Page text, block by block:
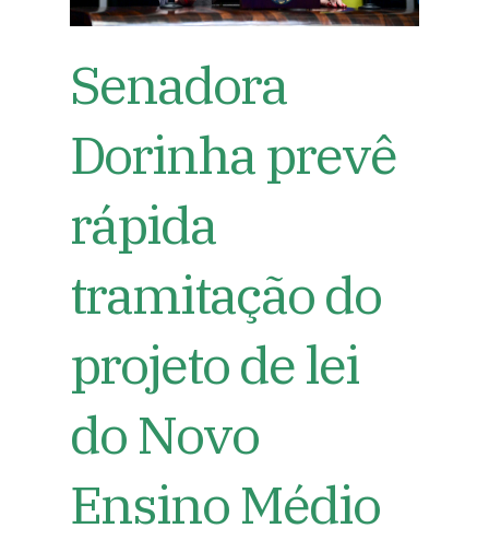
Senadora
Dorinha prevê
rápida
tramitação do
projeto de lei
do Novo
Ensino Médio